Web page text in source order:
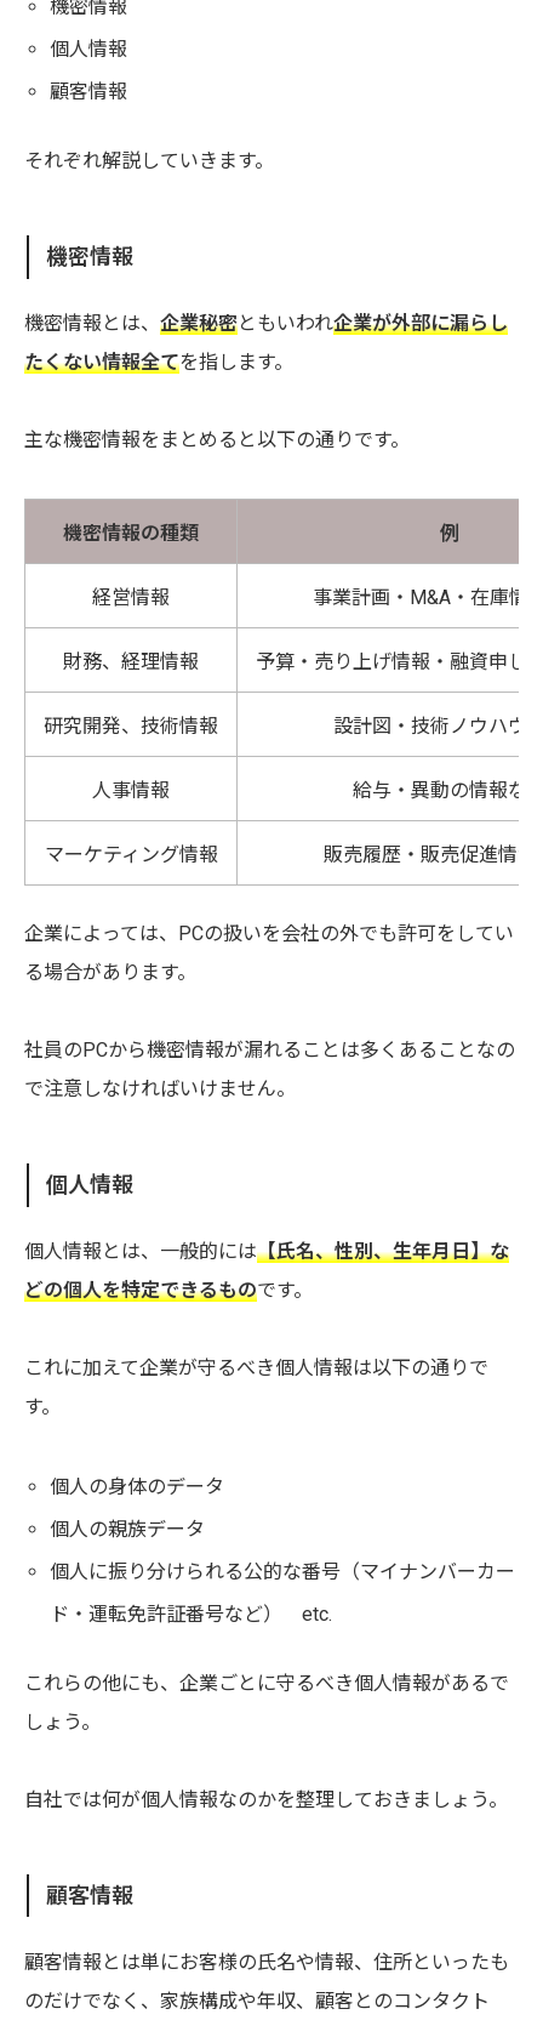
機密情報
個人情報
顧客情報
それぞれ解説していきます。
機密情報
機密情報とは、 企業秘密ともいわれ企業が外部に漏らし
たくない情報全てを指します。
主な機密情報をまとめると以下の通りです。
機密情報の種類 例
経営情報 事業計画・M&A・在庫情
財務、経理情報 予算・売り上げ情報・融資申し
研究開発、技術情報 設計図・技術ノウハウ
人事情報 給与・異動の情報な
マーケティング情報 販売履歴・販売促進情報
企業によっては、PCの扱いを会社の外でも許可をしてい
る場合があります。
社員のPCから機密情報が漏れることは多くあることなの
で注意しなければいけません。
個人情報
個人情報とは、一般的には【氏名、性別、生年月日】な
どの個人を特定できるものです。
これに加えて企業が守るべき個人情報は以下の通りで
す。
個人の身体のデータ
個人の親族データ
個人に振り分けられる公的な番号（マイナンバーカー
ド・運転免許証番号など） etc.
これらの他にも、企業ごとに守るべき個人情報があるで
しょう。
自社では何が個人情報なのかを整理しておきましょう。
顧客情報
顧客情報とは単にお客様の氏名や情報、住所といったも
のだけでなく、家族構成や年収、顧客とのコンタクト